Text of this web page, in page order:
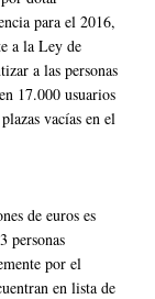
para el 2016,
a la Ley de
a las personas
17.000 usuarios
vacías en el
de euros es
personas
por el
en lista de